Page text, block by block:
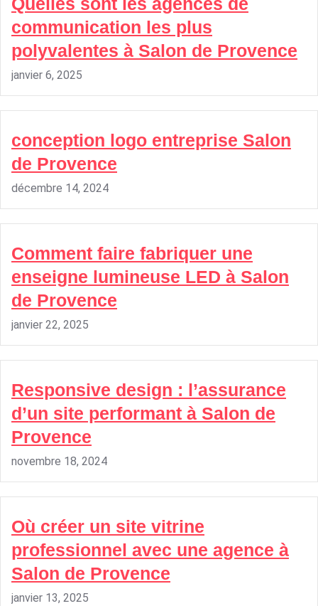
communication les plus
polyvalentes à Salon de Provence
janvier 6, 2025
conception logo entreprise Salon
de Provence
décembre 14, 2024
Comment faire fabriquer une
enseigne lumineuse LED à Salon
de Provence
janvier 22, 2025
Responsive design : l’assurance
d’un site performant à Salon de
Provence
novembre 18, 2024
Où créer un site vitrine
professionnel avec une agence à
Salon de Provence
janvier 13, 2025